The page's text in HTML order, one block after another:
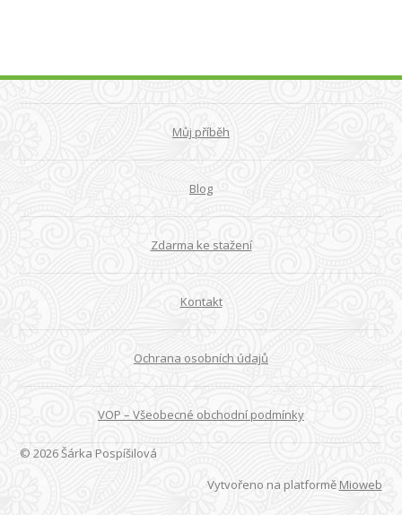
Můj příběh
Blog
Zdarma ke stažení
Kontakt
Ochrana osobních údajů
VOP – Všeobecné obchodní podmínky
© 2026 Šárka Pospíšilová
Vytvořeno na platforměMioweb